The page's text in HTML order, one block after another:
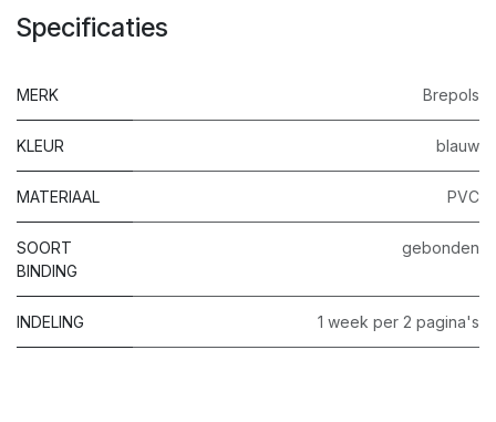
Specificaties
MERK Brepols
KLEUR blauw
MATERIAAL PVC
SOORT
BINDING
gebonden
INDELING 1 week per 2 pagina's